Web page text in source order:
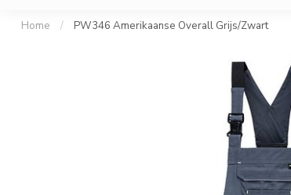
Home / PW346 Amerikaanse Overall Grijs/Zwart